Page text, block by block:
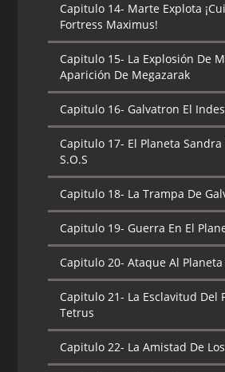
Capitulo 14- Marte Explota
Fortress Maximus!
Capitulo 15- La Explosión De
Aparición De Megazarak
Capitulo 16- Galvatron El
Capitulo 17- El Planeta Sandra
S.O.S
Capitulo 18- La Trampa De
Capitulo 19- Guerra En El
Capitulo 20- Ataque Al
Capitulo 21- La Esclavitud Del
Tetrus
Capitulo 22- La Amistad De